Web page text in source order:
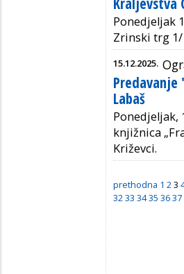
Ponedjeljak
Zrinski trg 1/
15.12.2025.
Labaš
Ponedjeljak,
knjižnica
Križevci.
prethodna 1 23
3233 3435 3637